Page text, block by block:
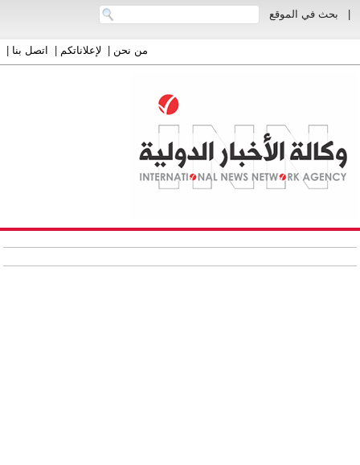
بحث في الموقع
من نحن| لإعلاناتكم| اتصل بنا|